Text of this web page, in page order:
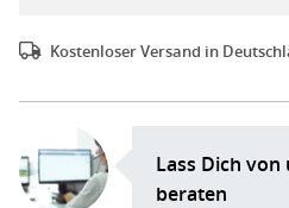
Kostenloser Versand in
Lass Dich
beraten